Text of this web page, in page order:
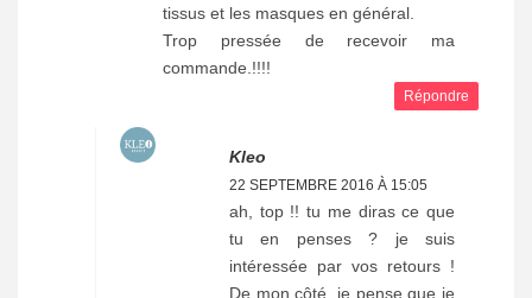
tissus et les masques en général.
Trop pressée de recevoir ma
commande.!!!!
Répondre
Kleo
22 SEPTEMBRE 2016 À 15:05
ah, top !! tu me diras ce que
tu en penses ? je suis
intéressée par vos retours !
De mon côté, je pense que je